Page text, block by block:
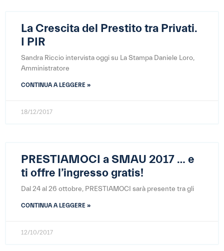
La Crescita del Prestito tra Privati.
I PIR
Sandra Riccio intervista oggi su La Stampa Daniele Loro,
Amministratore
CONTINUA A LEGGERE »
18/12/2017
PRESTIAMOCI a SMAU 2017 … e
ti offre l’ingresso gratis!
Dal 24 al 26 ottobre, PRESTIAMOCI sarà presente tra gli
CONTINUA A LEGGERE »
12/10/2017